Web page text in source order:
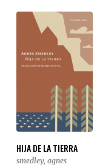
HIJA DE LA TIERRA
smedley, agnes